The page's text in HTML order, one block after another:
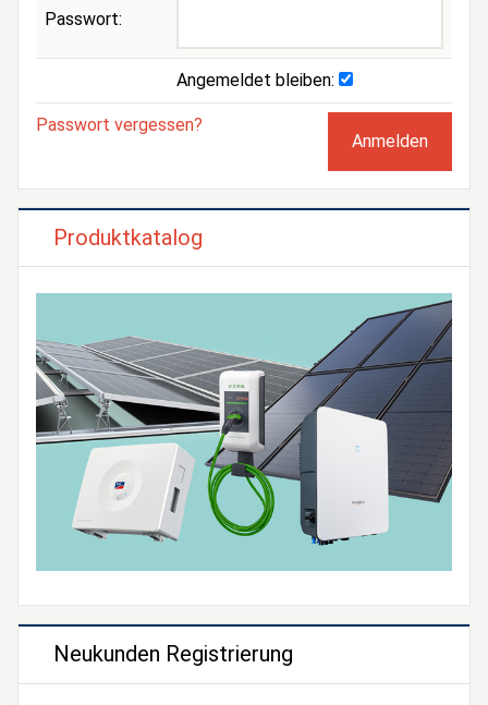
Passwort:
Angemeldet bleiben:
Passwort vergessen?
Produktkatalog
Neukunden Registrierung